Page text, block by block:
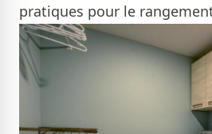
pratiques pour le